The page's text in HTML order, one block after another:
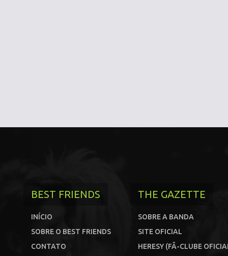
BEST FRIENDS
INÍCIO
SOBRE O BEST FRIENDS
CONTATO
THE GAZETTE
SOBRE A BANDA
SITE OFICIAL
HERESY (FÃ-CLUBE